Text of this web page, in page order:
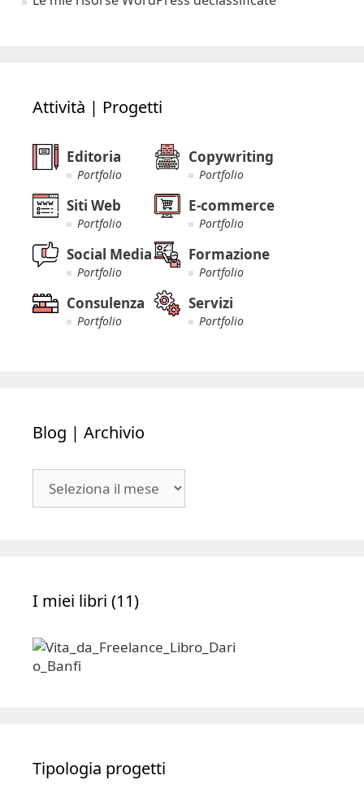
Attività | Progetti
Editoria
Portfolio
Copywriting
Portfolio
Siti Web
Portfolio
E-commerce
Portfolio
Social Media
Portfolio
Formazione
Portfolio
Consulenza
Portfolio
Servizi
Portfolio
Blog | Archivio
I miei libri (11)
Tipologia progetti